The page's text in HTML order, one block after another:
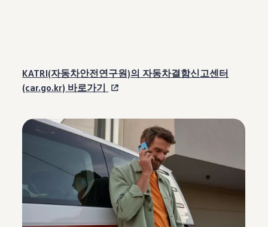
KATRI(자동차안전연구원)의 자동차결함신고센터
(car.go.kr) 바로가기